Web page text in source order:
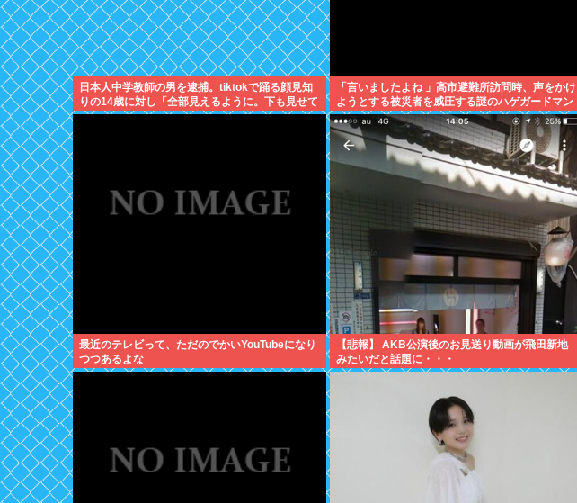
日本人中学教師の男を逮捕。tiktokで踊る顔見知
りの14歳に対し「全部見えるように。下も見せて
いいねんで」とコメント
「言いましたよね 」高市避難所訪問時、声をかけ
ようとする被災者を威圧する謎のハゲガードマン
が発生
最近のテレビって、ただのでかいYouTubeになり
つつあるよな
【悲報】 AKB公演後のお見送り動画が飛田新地
みたいだと話題に・・・